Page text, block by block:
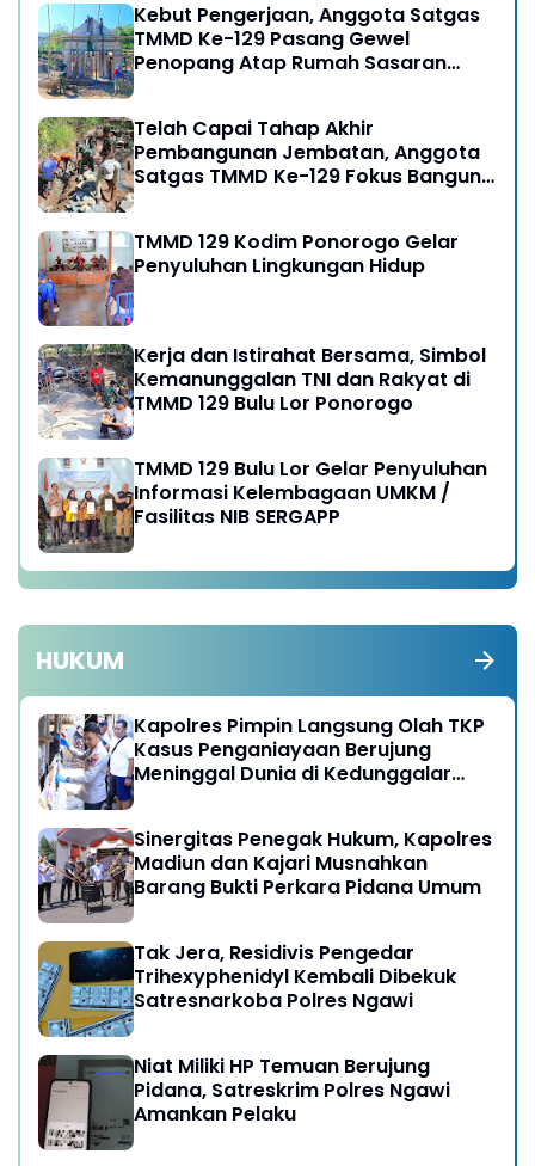
Kebut Pengerjaan, Anggota Satgas
TMMD Ke-129 Pasang Gewel
Penopang Atap Rumah Sasaran
Telah Capai Tahap Akhir
Pembangunan Jembatan, Anggota
Satgas TMMD Ke-129 Fokus Bangun
TMMD 129 Kodim Ponorogo Gelar
Penyuluhan Lingkungan Hidup
Kerja dan Istirahat Bersama, Simbol
Kemanunggalan TNI dan Rakyat di
TMMD 129 Bulu Lor Ponorogo
TMMD 129 Bulu Lor Gelar Penyuluhan
Informasi Kelembagaan UMKM /
Fasilitas NIB SERGAPP
HUKUM
Kapolres Pimpin Langsung Olah TKP
Kasus Penganiayaan Berujung
Meninggal Dunia di Kedunggalar
Sinergitas Penegak Hukum, Kapolres
Madiun dan Kajari Musnahkan
Barang Bukti Perkara Pidana Umum
Tak Jera, Residivis Pengedar
Trihexyphenidyl Kembali Dibekuk
Satresnarkoba Polres Ngawi
Niat Miliki HP Temuan Berujung
Pidana, Satreskrim Polres Ngawi
Amankan Pelaku